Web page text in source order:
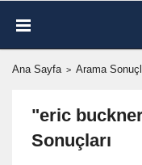
Ana Sayfa Arama
"eric
Sonuçları